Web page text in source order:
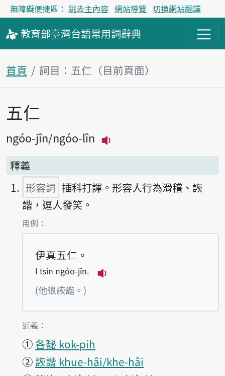
無障礙便捷區： 跳去主內容 網站導覽 切換網站翻譯
教育部臺灣台語常用詞辭典
首頁 詞目：五仁（目前頁面）
主內容區塊
五仁
ngóo-jîn ngóo-lîn
釋義
形容詞 插科打諢。形容人行為滑稽、詼
諧，逗人發笑。
第1項釋義的
用例：
伊真五仁。
I tsin ngóo-jîn.
(他很詼諧。)
第1項釋義的
近義：
①各馝 kok-pih
② 詼諧 khue-hâi/khe-hâi